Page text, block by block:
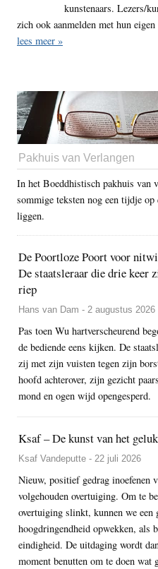
kunstenaars. Lezers/
zich ook aanmelden met hun
lees meer »
Pakhuis van Verlangen
In het Boeddhistisch pakhuis van
sommige teksten nog een tijdje op
liggen.
De Poortloze Poort voor
De staatsleraar die drie keer
riep
Hans van Dam - 2 augustus 2026
Pas toen Wu hartverscheurend
de bediende eens kijken. De
zij met zijn vuisten tegen zijn
hoofd achterover, zijn gezicht
mond en ogen wijd opengesperd.
Ksaf – De kunst van het
Ksaf Vandeputte - 22 juli 2026
Nieuw, positief gedrag inoefenen
volgehouden overtuiging. Om te
overtuiging slinkt, kunnen we een
hoogdringendheid opwekken, als
eindigheid. De uitdaging wordt
moment benutten om te doen wat